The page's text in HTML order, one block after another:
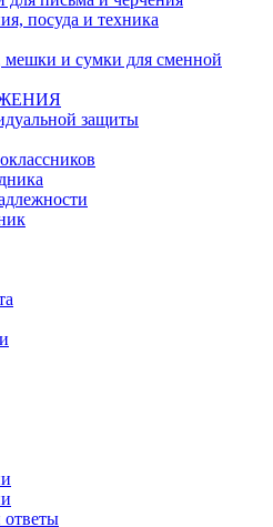
посуда и техника
и сумки для сменной
защиты